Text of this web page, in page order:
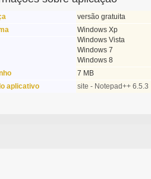
versão gratuita
Windows Xp
Windows Vista
Windows 7
Windows 8
7 MB
aplicativo
site - Notepad++ 6.5.3